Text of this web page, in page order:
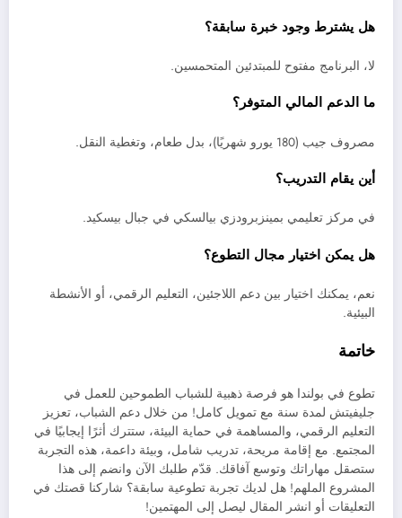
هل يشترط وجود خبرة سابقة؟
لا، البرنامج مفتوح للمبتدئين المتحمسين.
ما الدعم المالي المتوفر؟
مصروف جيب (180 يورو شهريًا)، بدل طعام، وتغطية النقل.
أين يقام التدريب؟
في مركز تعليمي بمينزبرودزي بيالسكي في جبال بيسكيد.
هل يمكن اختيار مجال التطوع؟
نعم، يمكنك اختيار بين دعم اللاجئين، التعليم الرقمي، أو الأنشطة
البيئية.
خاتمة
تطوع في بولندا هو فرصة ذهبية للشباب الطموحين للعمل في
جليفيتش لمدة سنة مع تمويل كامل! من خلال دعم الشباب، تعزيز
التعليم الرقمي، والمساهمة في حماية البيئة، ستترك أثرًا إيجابيًا في
المجتمع. مع إقامة مريحة، تدريب شامل، وبيئة داعمة، هذه التجربة
ستصقل مهاراتك وتوسع آفاقك. قدّم طلبك الآن وانضم إلى هذا
المشروع الملهم! هل لديك تجربة تطوعية سابقة؟ شاركنا قصتك في
التعليقات أو انشر المقال ليصل إلى المهتمين!